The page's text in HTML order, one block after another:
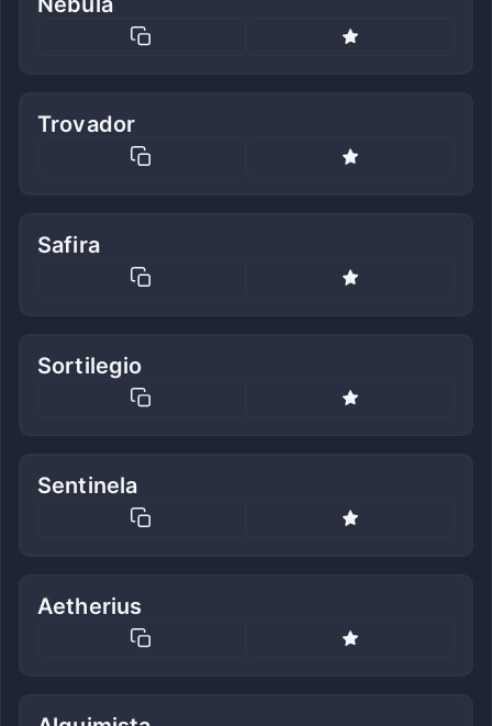
Trovador
Safira
Sortilegio
Sentinela
Aetherius